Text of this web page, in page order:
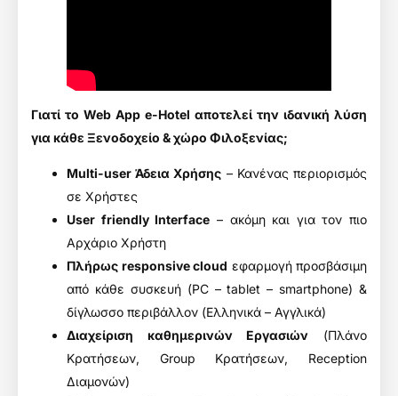
Γιατί το Web App e-Hotel αποτελεί την ιδανική λύση
για κάθε Ξενοδοχείο & χώρο Φιλοξενίας;
Multi-user Άδεια Χρήσης – Κανένας περιορισμός
σε Χρήστες
User friendly Interface – ακόμη και για τον πιο
Αρχάριο Χρήστη
Πλήρως responsive cloud εφαρμογή προσβάσιμη
από κάθε συσκευή (PC – tablet – smartphone) &
δίγλωσσο περιβάλλον (Ελληνικά – Αγγλικά)
Διαχείριση καθημερινών Εργασιών (Πλάνο
Κρατήσεων, Group Κρατήσεων, Reception
Διαμονών)